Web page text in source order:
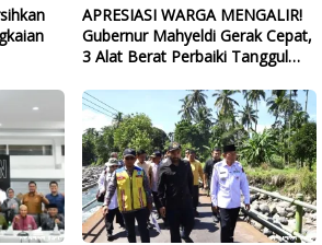
APRESIASI WARGA MENGALIR!
Gubernur Mahyeldi Gerak Cepat,
3 Alat Berat Perbaiki Tanggul